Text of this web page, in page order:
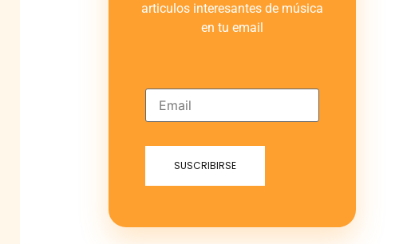
articulos interesantes de música
en tu email